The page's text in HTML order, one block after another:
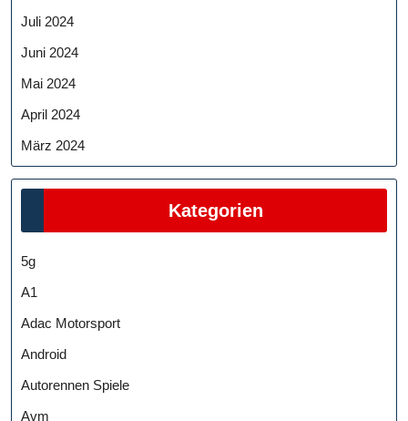
Juli 2024
Juni 2024
Mai 2024
April 2024
März 2024
Kategorien
5g
A1
Adac Motorsport
Android
Autorennen Spiele
Avm